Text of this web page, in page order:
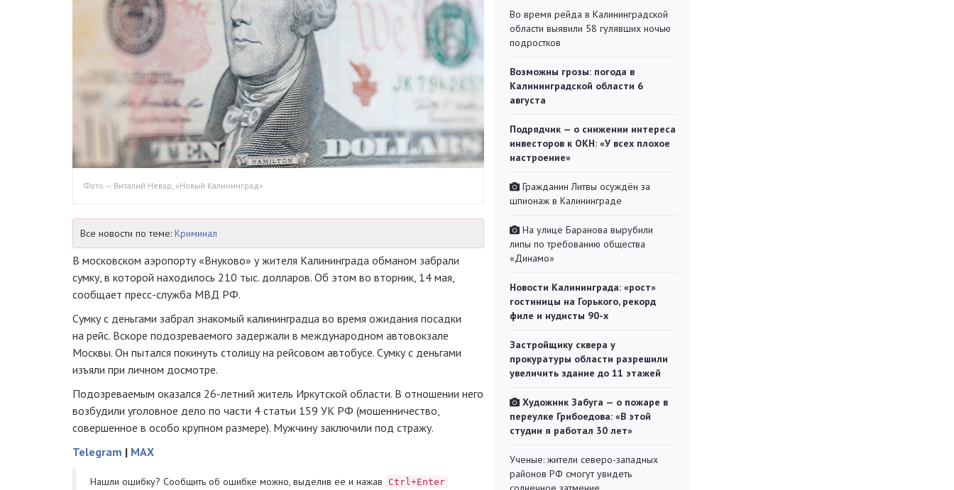
Фото — Виталий Невар, «Новый Калининград»
Все новости по теме: Криминал
В московском аэропорту «Внуково» у жителя Калининграда обманом забрали
сумку, в которой находилось 210 тыс. долларов. Об этом во вторник, 14 мая,
сообщает пресс-служба МВД РФ.
Сумку с деньгами забрал знакомый калининградца во время ожидания посадки
на рейс. Вскоре подозреваемого задержали в международном автовокзале
Москвы. Он пытался покинуть столицу на рейсовом автобусе. Сумку с деньгами
изъяли при личном досмотре.
Подозреваемым оказался 26-летний житель Иркутской области. В отношении него
возбудили уголовное дело по части 4 статьи 159 УК РФ (мошенничество,
совершенное в особо крупном размере). Мужчину заключили под стражу.
Telegram | MAX
Нашли ошибку? Cообщить об ошибке можно, выделив ее и нажав Ctrl+Enter
Во время рейда в Калининградской
области выявили 58 гулявших ночью
подростков
Возможны грозы: погода в
Калининградской области 6
августа
Подрядчик — о снижении интереса
инвесторов к ОКН: «У всех плохое
настроение»
Гражданин Литвы осуждён за
шпионаж в Калининграде
На улице Баранова вырубили
липы по требованию общества
«Динамо»
Новости Калининграда: «рост»
гостиницы на Горького, рекорд
филе и нудисты 90-х
Застройщику сквера у
прокуратуры области разрешили
увеличить здание до 11 этажей
Художник Забуга — о пожаре в
переулке Грибоедова: «В этой
студии я работал 30 лет»
Ученые: жители северо-западных
районов РФ смогут увидеть